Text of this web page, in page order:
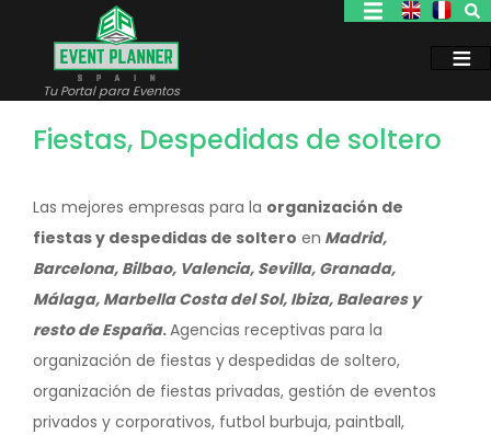
contenido
Tu Portal para Eventos
Fiestas, Despedidas de soltero
Las mejores empresas para la organización de
fiestas y despedidas de soltero en Madrid,
Barcelona, Bilbao, Valencia, Sevilla, Granada,
Málaga, Marbella Costa del Sol, Ibiza, Baleares y
resto de España.Agencias receptivas para la
organización de fiestas ydespedidas de soltero,
organización de fiestas privadas, gestión de eventos
privados y corporativos, futbol burbuja, paintball,